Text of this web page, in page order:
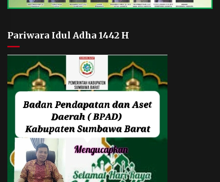
Pariwara Idul Adha 1442 H